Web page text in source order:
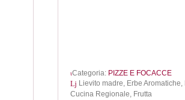
Categoria: PIZZE E FOCACCE
Lievito madre, Erbe Aromatiche,
Cucina Regionale, Frutta